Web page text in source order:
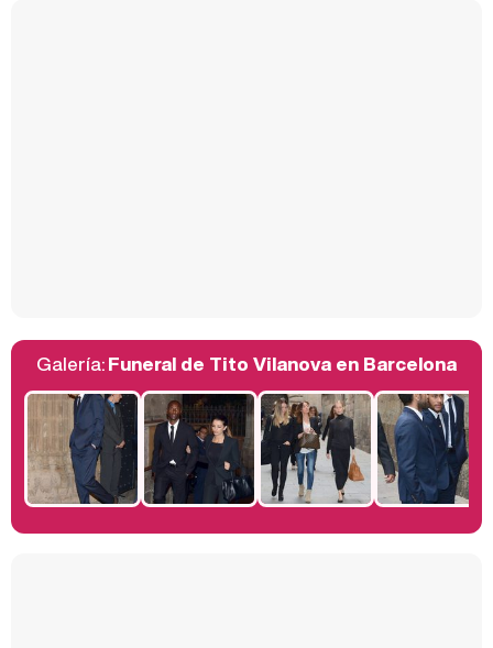
Belén Esteban: "Estoy emocionada, muy contenta y muy feliz por llegar a RTVE"
Manu Baqueiro: "Tuve como referente a Bruce Willis en 'Luz de Luna' para mi trabajo en la serie 'Perdiendo el juicio'"
Galería:Funeral de Tito Vilanova en Barcelona